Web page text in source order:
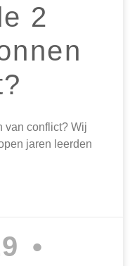
2
van conflict? Wij
jaren leerden